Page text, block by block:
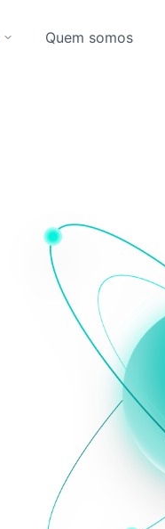
Quem somos